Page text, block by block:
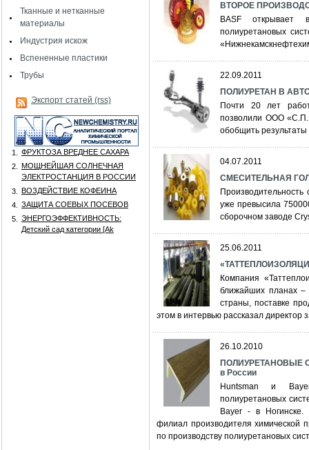
Тканные и нетканные
материалы
Индустрия искож
Вспененные пластики
Трубы
Экспорт статей (rss)
1.
ФРУКТОЗА ВРЕДНЕЕ САХАРА
2.
МОЩНЕЙШАЯ СОЛНЕЧНАЯ
ЭЛЕКТРОСТАНЦИЯ В РОССИИ
3.
ВОЗДЕЙСТВИЕ КОФЕИНА
4.
ЗАЩИТА СОЕВЫХ ПОСЕВОВ
5.
ЭНЕРГОЭФФЕКТИВНОСТЬ:
Детский сад категории [Аk
ВТОРОЕ
BASF открывает
полиуретановых
22.09.2011
ПОЛИУРЕТАН В
Почти 20 лет
позволили ООО
обобщить
04.07.2011
СМЕСИТЕЛЬНАЯ
уже превысила
сборочном заводе
25.06.2011
Компания
ближайших планах –
страны, поставке
этом в интервью рассказал
26.10.2010
ПОЛИУРЕТАНОВЫЕ
в России
Huntsman и
полиуретановых
Bayer - в Ногинске.
филиал производителя химической
по производству полиуретановых